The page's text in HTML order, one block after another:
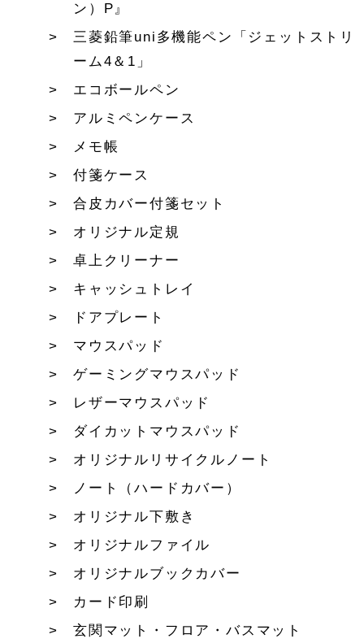
ン）P』
三菱鉛筆uni多機能ペン「ジェットストリ
ーム4＆1」
エコボールペン
アルミペンケース
メモ帳
付箋ケース
合皮カバー付箋セット
オリジナル定規
卓上クリーナー
キャッシュトレイ
ドアプレート
マウスパッド
ゲーミングマウスパッド
レザーマウスパッド
ダイカットマウスパッド
オリジナルリサイクルノート
ノート（ハードカバー）
オリジナル下敷き
オリジナルファイル
オリジナルブックカバー
カード印刷
玄関マット・フロア・バスマット